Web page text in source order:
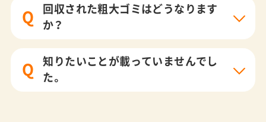
Q
回収された粗大ゴミはどうなります
か？
Q
知りたいことが載っていませんでし
た。